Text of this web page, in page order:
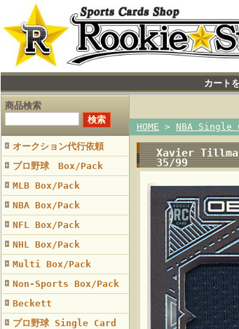
カート
商品検索
オークション代行依頼
プロ野球 Box/Pack
MLB Box/Pack
NBA Box/Pack
NFL Box/Pack
NHL Box/Pack
Multi Box/Pack
Non-Sports Box/Pack
Beckett
プロ野球 Single Card
HOME > NBA Single
Xavier
35/99